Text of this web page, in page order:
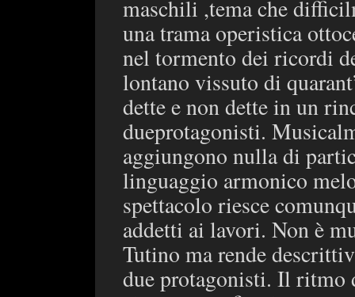
maschili ,tema che
una trama operistica
nel tormento dei ricordi
lontano vissuto di
dette e non dette in un
dueprotagonisti.
aggiungono nulla di
linguaggio armonico
spettacolo riesce
addetti ai lavori. Non è
Tutino ma rende
due protagonisti. Il ritmo